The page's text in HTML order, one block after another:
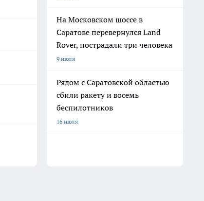
На Московском шоссе в
Саратове перевернулся Land
Rover, пострадали три человека
9 июля
Рядом с Саратовской областью
сбили ракету и восемь
беспилотников
16 июля